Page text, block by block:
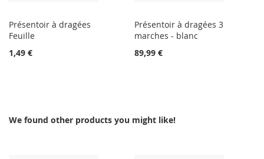
Présentoir à dragées
Feuille
1,49 €
Présentoir à dragées 3
marches - blanc
89,99 €
We found other products you might like!